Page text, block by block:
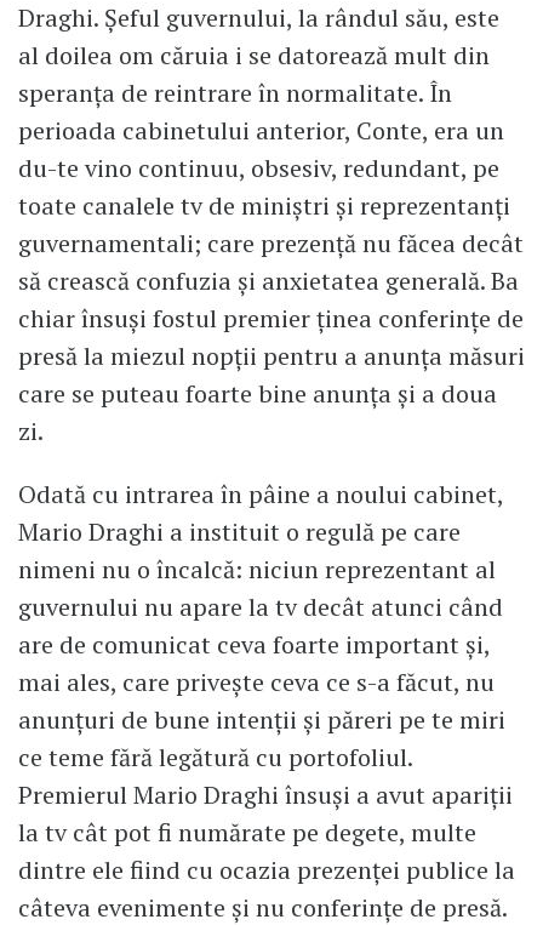
Draghi. Șeful guvernului, la rândul său, este
al doilea om căruia i se datorează mult din
speranța de reintrare în normalitate. În
perioada cabinetului anterior, Conte, era un
du-te vino continuu, obsesiv, redundant, pe
toate canalele tv de miniștri și reprezentanți
guvernamentali; care prezență nu făcea decât
să crească confuzia și anxietatea generală. Ba
chiar însuși fostul premier ținea conferințe de
presă la miezul nopții pentru a anunța măsuri
care se puteau foarte bine anunța și a doua
zi.
Odată cu intrarea în pâine a noului cabinet,
Mario Draghi a instituit o regulă pe care
nimeni nu o încalcă: niciun reprezentant al
guvernului nu apare la tv decât atunci când
are de comunicat ceva foarte important și,
mai ales, care privește ceva ce s-a făcut, nu
anunțuri de bune intenții și păreri pe te miri
ce teme fără legătură cu portofoliul.
Premierul Mario Draghi însuși a avut apariții
la tv cât pot fi numărate pe degete, multe
dintre ele fiind cu ocazia prezenței publice la
câteva evenimente și nu conferințe de presă.